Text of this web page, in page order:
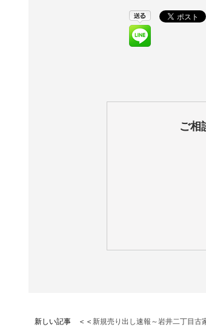
ご相
新しい記事 ＜＜ 新規売り出し速報～岩井二丁目古